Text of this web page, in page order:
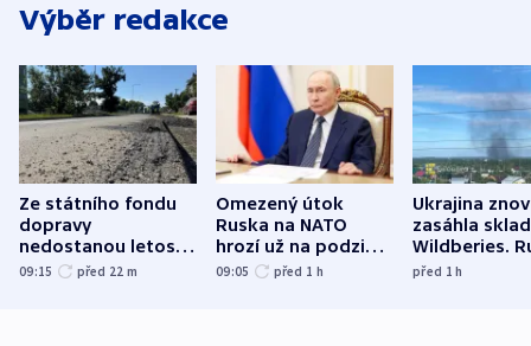
Výběr redakce
Ze státního fondu
dopravy
nedostanou letos
kraje na silnice ani
09:15 před 22 m
Omezený útok
Ruska na NATO
hrozí už na podzim,
varují tajné služby
09:05 před 1 h
Ukrajina
zasáhla
Wildberies.
útočili v
před 1h